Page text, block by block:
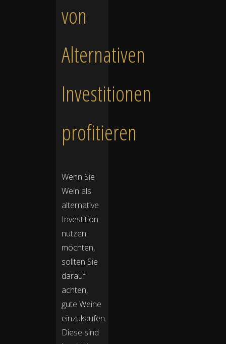
von
Alternativen
Investitionen
profitieren
Wenn Sie
Wein als
alternative
Investition
nutzen
möchten,
sollten Sie
darauf
achten,
gute Weine
einzukaufen.
Diese sind